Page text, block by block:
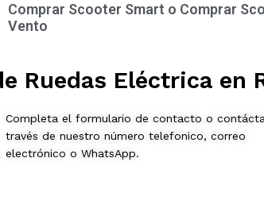
Comprar Scooter Smart o Comprar
Vento
Ruedas Eléctrica en
Completa el formulario de contacto o
través de nuestro número telefonico, correo
electrónico o WhatsApp.